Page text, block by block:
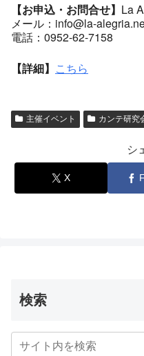
【お申込・お問合せ】 La
メール：info@la-
電話：0952-62-7158
【詳細】 こちら
主催イベント カンテ研究
シ
X
検索